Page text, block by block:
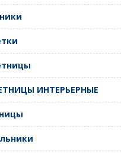
ИНТЕРЬЕРНЫЕ